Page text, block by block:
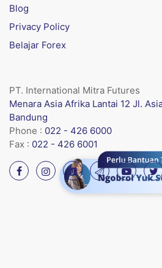
Blog
Privacy Policy
Belajar Forex
PT. International Mitra Futures
Menara Asia Afrika Lantai 12 Jl.
Bandung
Phone : 022 - 426 6000
Fax : 022 - 426 6001